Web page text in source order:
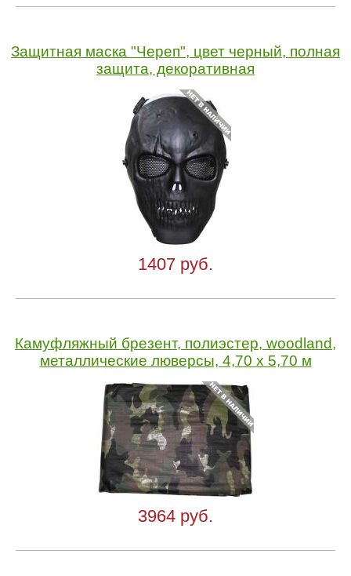
Защитная маска "Череп", цвет черный, полная
защита, декоративная
1407 руб.
Камуфляжный брезент, полиэстер, woodland,
металлические люверсы, 4,70 x 5,70 м
3964 руб.